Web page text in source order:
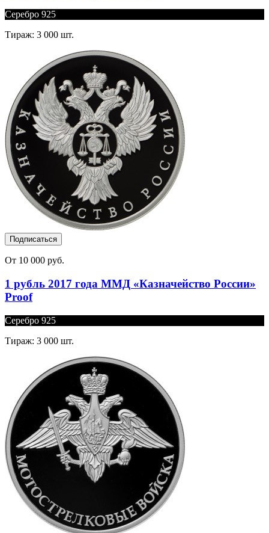
Серебро 925
Тираж: 3 000 шт.
Подписаться
От 10 000 руб.
1 рубль 2017 года ММД «Казначейство России»
Proof
Серебро 925
Тираж: 3 000 шт.